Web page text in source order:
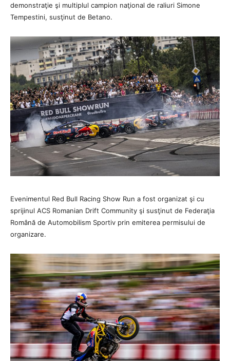
demonstraţie şi multiplul campion naţional de raliuri Simone
Tempestini, susţinut de Betano.
Evenimentul Red Bull Racing Show Run a fost organizat şi cu
sprijinul ACS Romanian Drift Community şi susţinut de Federaţia
Română de Automobilism Sportiv prin emiterea permisului de
organizare.